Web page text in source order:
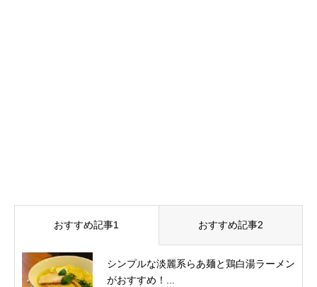
おすすめ記事1 おすすめ記事2
シンプルな淡麗系らあ麺と鶏白湯ラーメン
がおすすめ！...